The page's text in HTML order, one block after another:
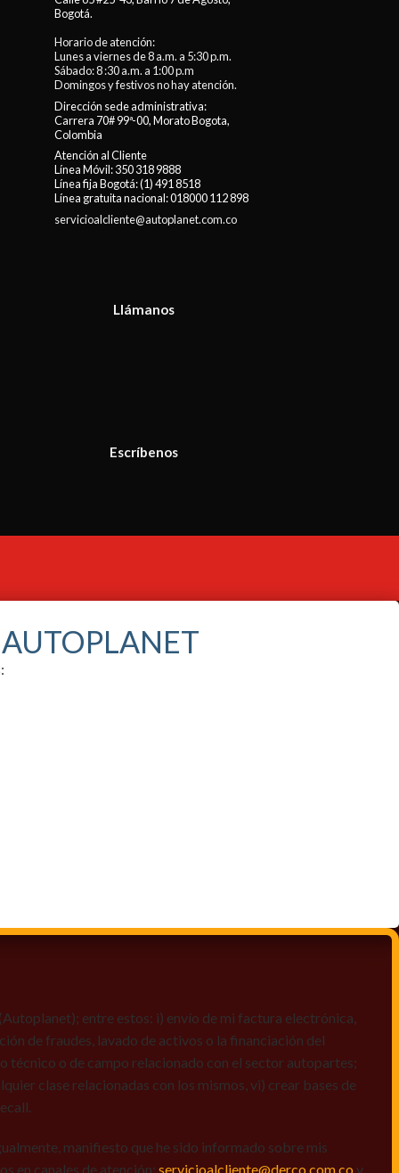
Bogotá.
Horario de atención:
Lunes a viernes de 8 a.m. a 5:30 p.m.
Sábado: 8 :30 a.m. a 1:00 p.m
Domingos y festivos no hay atención.
Dirección sede administrativa:
Carrera 70# 99ª-00, Morato Bogota,
Colombia
Atención al Cliente
Línea Móvil:350 318 9888
Línea fija Bogotá:(1) 491 8518
Línea gratuita nacional:018000 112 898
servicioalcliente@autoplanet.com.co
Llámanos
Escríbenos
entre estos: i) envío de mi factura electrónica,
de fraudes, lavado de activos o la financiación del
técnico o de campo relacionado con el sector autopartes;
clase relacionadas con los mismos, vi) crear bases de
manifiesto que he sido informado sobre mis
en canales de atención: servicioalcliente@derco.com.co y